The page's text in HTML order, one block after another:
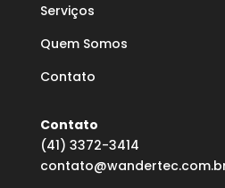
Serviços
Quem Somos
Contato
Contato
(41) 3372-3414